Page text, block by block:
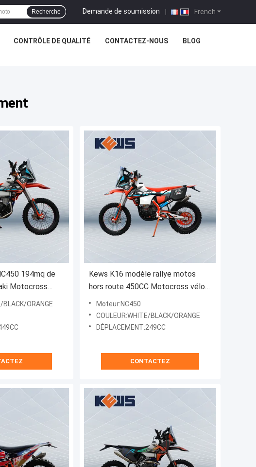
French
Demande de soumission |
Recherche
CONTRÔLE DE QUALITÉ CONTACTEZ-NOUS BLOG
194mq de
Motocross
Kews
BLACK/ORANGE
Kews K16 modèle rallye motos
hors route 450CC Motocross vélo
NC450 moteur fabriqué par
Zongshen
Moteur:NC450
COULEUR:WHITE/BLACK/ORANGE
DÉPLACEMENT:249CC
CONTACTEZ